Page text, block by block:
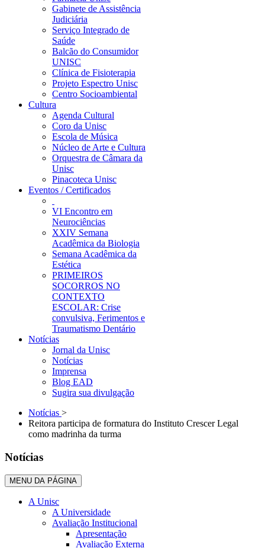
Gabinete de Assistência
Judiciária
Serviço Integrado de
Saúde
Balcão do Consumidor
UNISC
Clínica de Fisioterapia
Projeto Espectro Unisc
Centro Socioambiental
Cultura
Agenda Cultural
Coro da Unisc
Escola de Música
Núcleo de Arte e Cultura
Orquestra de Câmara da
Unisc
Pinacoteca Unisc
Eventos / Certificados
VI Encontro em
Neurociências
XXIV Semana
Acadêmica da Biologia
Semana Acadêmica da
Estética
PRIMEIROS
SOCORROS NO
CONTEXTO
ESCOLAR: Crise
convulsiva, Ferimentos e
Traumatismo Dentário
Notícias
Jornal da Unisc
Notícias
Imprensa
Blog EAD
Sugira sua divulgação
Notícias >
Reitora participa de formatura do Instituto Crescer Legal
como madrinha da turma
Notícias
MENU DA PÁGINA
A Unisc
A Universidade
Avaliação Institucional
Apresentação
Avaliação Externa